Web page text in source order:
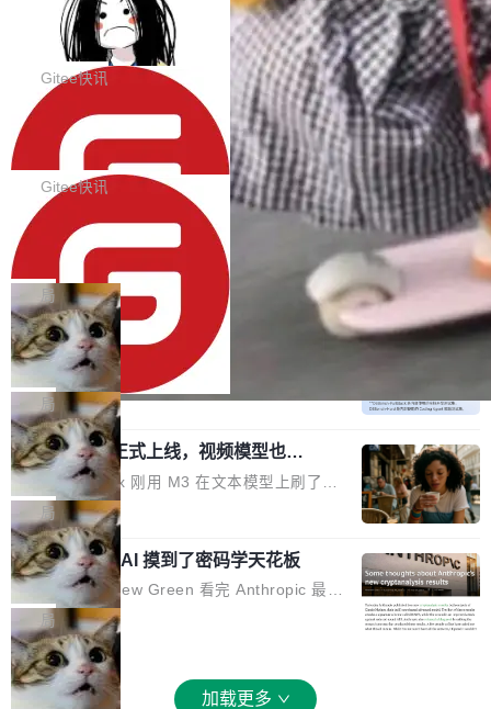
代码评审及自动化运维的全面落地夯实了“一体
化”的基座。 新版本将为用户带来更好的使用体
验和更高的工作效率，感谢大家一直以来的支持
和反馈，我们将继续努力提供更优秀的产品和服
务！ 新增功能点 DevOps： 采用自研代码托管
平台，支持一站式安装，提供从代码提交到交付
的...
器。HTTP 引擎是一个独立插件。你选一个，或
者选两个，不同环境之间切换，一行应用代码都
不用改。 下面快速过一下 10 种 HTTP 服务器
选项，各自适合什么场景，以及怎么切换。 一行
依赖替换 在 Solon 里换 HTTP 服务器就是改 po
m.xml 里一个依赖，别的什么都不用动。 <depe
factId>solon-web</artifac...
BootstrapBlazor v10.9.0 已经发布，B
ootstrap 样式的 Blazor UI 组件库
BootstrapBlazor v10.9.0 已经发布，Bootstrap
样式的 Blazor UI 组件库 此版本更新内容包括：
Release 2026-07-31 V10.9.0 Fixes fix(MultiFi
lter): 增加暗黑主题支持 by @ArgoZhang in htt
ps://github.com/dotnetcore/BootstrapBlazor/p
ull/8239 fix(Camera): 增加 exact 显式设置设备
id by @kkxkx in https://github.com/dotnetcor
e/BootstrapBlazor/pull/825...
Gitee快讯
SolonCode v2026.8.2 已经发布，终端
智能体
SolonCode v2026.8.2 已经发布，终端智能体
此版本更新内容包括： 优化 soloncode run 模
式（参考 run-headless-mode.md） 添加 solon
code web 国际化多语言支持 添加 soloncode w
eb 消息列表消息导航支持 修复 soloncode web
文件详情初次显示时语法高亮失效的问题 修复 s
oloncode web 审查详情文件名中文乱码的问题
细节优化 详情查看：https://gitee.com/opensol
on/soloncode/releases/v2026.8.2
Gitee快讯
OpenAI 宣布 GPT-5.6 Luna 价格下降
80%
OpenAI 宣布 GPT-5.6 Luna 价格下降 80%。输
入从每百万 token 1 美元砍到 0.2 美元，输出从
6 美元砍到 1.2 美元。GPT-5.6 Terra 降 20%。
旗舰 Sol 没降，但加了一个 Fast 模式——2.5
倍速度，2 倍价格，智商不变。 降价的理由不是
市场竞争，不是清库存，是 Sol 自己把自己优化
了。 这事分两步。第一步，OpenAI 把 GPT-5.6
Sol 部署上线。第二步，让 Sol 通过 Codex 自
己去优化自己的推理基础设施。Sol 学了 Triton
和 Gluon 两种 GPU 编程语言，重写了生产环境
的 GPU 内核，找出了哪...
局
DeepSeek-V4-Flash 官方 API 现已正
式上线公测
DeepSeek V4 Flash 正式版今天上线了。模型
结构和参数规模没变，还是 MoE 284B、激活 1
3B、100 万 token 上下文——只重新做了后训
练。但改完之后，Agent 能力直接把自家 4 月发
的 Pro Preview 给干了。 九项 Agent 基准测试
全部反超。Terminal Bench 2.1 从 61.8 涨到 8
2.7，DeepSWE 从 7.3 涨到 54.4，DSBench-F
ullStack 从 37.0 涨到 68.7。不说别的，一个 Fl
ash 型号干翻了三个月前代表最高水平的 Pro 预
览版，这件事本身就够说明后训练的威力了。 跟
它一起来的还有两...
局
MiniMax H3 正式上线，视频模型也开
始玩全模态了
上个月 MiniMax 刚用 M3 在文本模型上刷了一
波存在感，今天 H3 来了——一款全模态生成模
型，而且承诺几天内开源权重。 先看能力边界。
H3 接受文本、图像、视频、声音任意组合作为
输入（它叫多模态上下文），输出带原生双声道
音频的视频，最高 15 秒 2K 分辨率。举个例
子：扔进去一段参考视频（取它的希区柯克运
镜）、一张人物图片、一段歌声录音，用自然语
言告诉模型你要什么——H3 自己搞定剩下的。
局
Anthropic 的 AI 摸到了密码学天花板
密码学家 Matthew Green 看完 Anthropic 最新
的密码分析成果后，写了篇博客。标题很克制：
「一些想法」，但内容不克制。 先说 Anthropic
做了什么。他们让未发布的 Claude Mythos 模
型去跑密码分析，出了两个结果：一个攻击了后
局
加载更多